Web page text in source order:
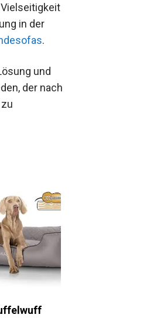
in der
.
und
der nach